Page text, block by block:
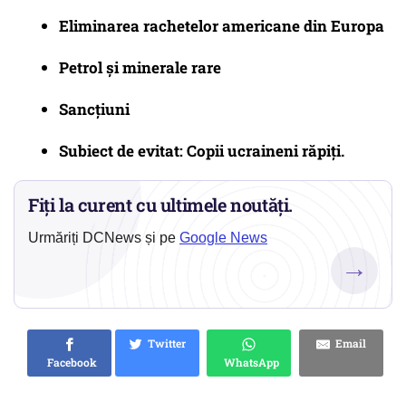
Eliminarea rachetelor americane din Europa
Petrol și minerale rare
Sancțiuni
Subiect de evitat: Copii ucraineni răpiți.
Fiți la curent cu ultimele noutăți.
Urmăriți DCNews și pe Google News
→
Facebook
Twitter
WhatsApp
Email